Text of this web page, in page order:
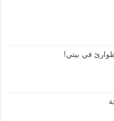
في بيتي!